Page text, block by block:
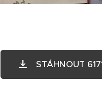
STÁHNOUT